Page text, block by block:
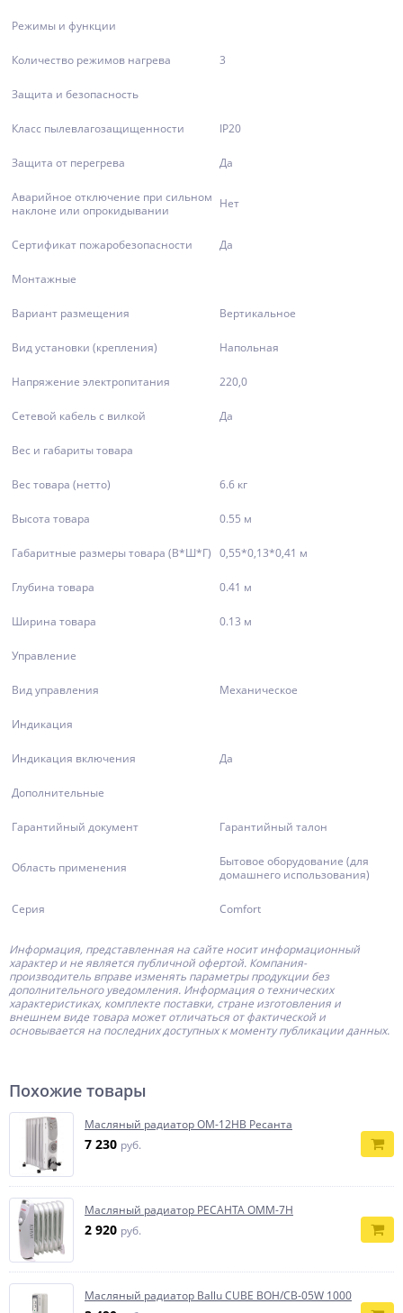
Режимы и функции
Количество режимов нагрева 3
Защита и безопасность
Класс пылевлагозащищенности IP20
Защита от перегрева Да
Аварийное отключение при сильном
наклоне или опрокидывании
Нет
Сертификат пожаробезопасности Да
Монтажные
Вариант размещения Вертикальное
Вид установки (крепления) Напольная
Напряжение электропитания 220,0
Сетевой кабель с вилкой Да
Вес и габариты товара
Вес товара (нетто) 6.6 кг
Высота товара 0.55 м
Габаритные размеры товара (В*Ш*Г) 0,55*0,13*0,41 м
Глубина товара 0.41 м
Ширина товара 0.13 м
Управление
Вид управления Механическое
Индикация
Индикация включения Да
Дополнительные
Гарантийный документ Гарантийный талон
Область применения
Бытовое оборудование (для
домашнего использования)
Серия Comfort
Информация, представленная на сайте носит информационный
характер и не является публичной офертой. Компания-
производитель вправе изменять параметры продукции без
дополнительного уведомления. Информация о технических
характеристиках, комплекте поставки, стране изготовления и
внешнем виде товара может отличаться от фактической и
основывается на последних доступных к моменту публикации данных.
Похожие товары
Масляный радиатор ОМ-12НВ Ресанта
7 230 руб.
Масляный радиатор РЕСАНТА ОММ-7Н
2 920 руб.
Масляный радиатор Ballu CUBE BOH/CB-05W 1000